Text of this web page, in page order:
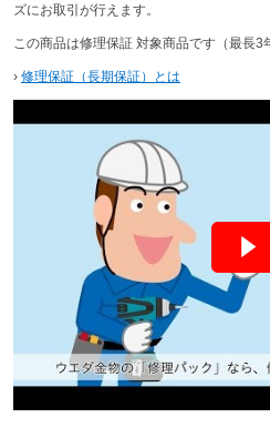
ズにお取引が行えます。
この商品は修理保証 対象商品です（最長3
› 修理保証（長期保証）とは